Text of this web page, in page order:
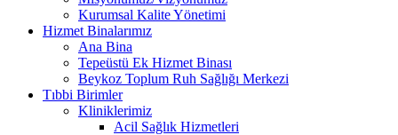
Kurumsal Kalite Yönetimi
Hizmet Binalarımız
Ana Bina
Tepeüstü Ek Hizmet Binası
Beykoz Toplum Ruh Sağlığı Merkezi
Tıbbi Birimler
Kliniklerimiz
Acil Sağlık Hizmetleri